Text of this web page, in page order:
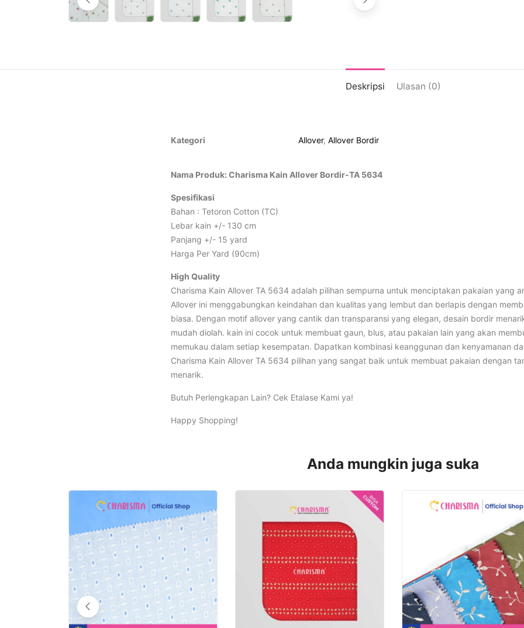
Deskripsi Ulasan (0)
Kategori Allover, Allover Bordir
Nama Produk: Charisma Kain Allover Bordir-TA 5634
Spesifikasi
Bahan : Tetoron Cotton (TC)
Lebar kain +/- 130 cm
Panjang +/- 15 yard
Harga Per Yard (90cm)
High Quality
Charisma Kain Allover TA 5634 adalah pilihan sempurna untuk menciptakan pakaian yang
Allover ini menggabungkan keindahan dan kualitas yang lembut dan berlapis dengan
biasa. Dengan motif allover yang cantik dan transparansi yang elegan, desain bordir
mudah diolah. kain ini cocok untuk membuat gaun, blus, atau pakaian lain yang akan
memukau dalam setiap kesempatan. Dapatkan kombinasi keanggunan dan kenyamanan
Charisma Kain Allover TA 5634 pilihan yang sangat baik untuk membuat pakaian dengan
menarik.
Butuh Perlengkapan Lain? Cek Etalase Kami ya!
Happy Shopping!
Anda mungkin juga suka